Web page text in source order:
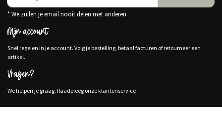
* We zullen je email nooit delen met anderen
Mijn account
Snel regelen in je account. Volg je bestelling, betaal facturen of retourneer een
artikel.
Vragen?
We helpen je graag. Raadpleeg onze klantenservice